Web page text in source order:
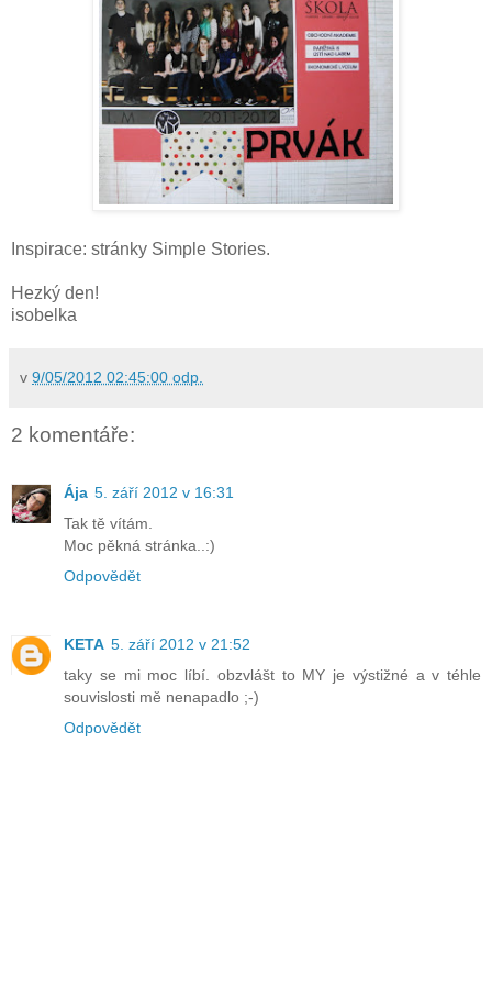
Inspirace: stránky Simple Stories.
Hezký den!
isobelka
v 9/05/2012 02:45:00 odp.
2 komentáře:
Ája 5. září 2012 v 16:31
Tak tě vítám.
Moc pěkná stránka..:)
Odpovědět
KETA 5. září 2012 v 21:52
taky se mi moc líbí. obzvlášt to MY je výstižné a v téhle
souvislosti mě nenapadlo ;-)
Odpovědět